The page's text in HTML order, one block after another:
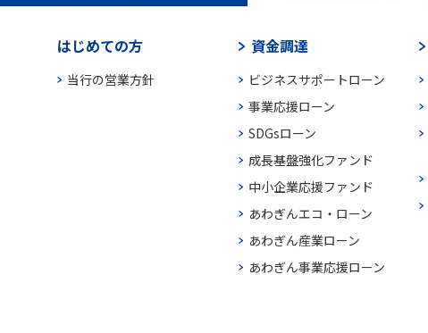
はじめての方
当行の営業方針
資金調達
ビジネスサポートローン
事業応援ローン
SDGsローン
成長基盤強化ファンド
中小企業応援ファンド
あわぎんエコ・ローン
あわぎん産業ローン
あわぎん事業応援ローン